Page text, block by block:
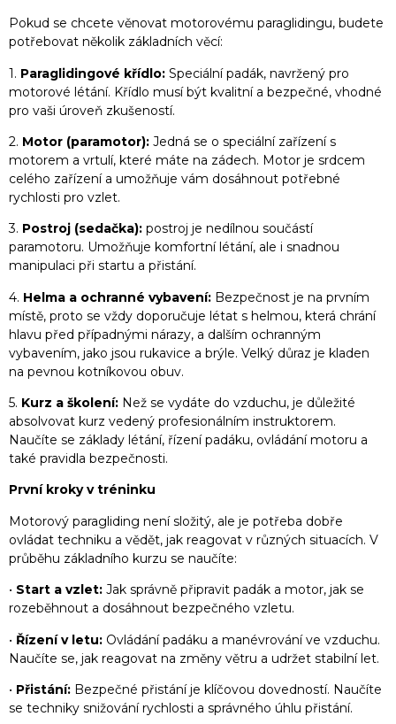
Pokud se chcete věnovat motorovému paraglidingu, budete
potřebovat několik základních věcí:
1. Paraglidingové křídlo: Speciální padák, navržený pro
motorové létání. Křídlo musí být kvalitní a bezpečné, vhodné
pro vaši úroveň zkušeností.
2. Motor (paramotor): Jedná se o speciální zařízení s
motorem a vrtulí, které máte na zádech. Motor je srdcem
celého zařízení a umožňuje vám dosáhnout potřebné
rychlosti pro vzlet.
3. Postroj (sedačka): postroj je nedílnou součástí
paramotoru. Umožňuje komfortní létání, ale i snadnou
manipulaci při startu a přistání.
4. Helma a ochranné vybavení: Bezpečnost je na prvním
místě, proto se vždy doporučuje létat s helmou, která chrání
hlavu před případnými nárazy, a dalším ochranným
vybavením, jako jsou rukavice a brýle. Velký důraz je kladen
na pevnou kotníkovou obuv.
5. Kurz a školení: Než se vydáte do vzduchu, je důležité
absolvovat kurz vedený profesionálním instruktorem.
Naučíte se základy létání, řízení padáku, ovládání motoru a
také pravidla bezpečnosti.
První kroky v tréninku
Motorový paragliding není složitý, ale je potřeba dobře
ovládat techniku a vědět, jak reagovat v různých situacích. V
průběhu základního kurzu se naučíte:
• Start a vzlet: Jak správně připravit padák a motor, jak se
rozeběhnout a dosáhnout bezpečného vzletu.
• Řízení v letu: Ovládání padáku a manévrování ve vzduchu.
Naučíte se, jak reagovat na změny větru a udržet stabilní let.
• Přistání: Bezpečné přistání je klíčovou dovedností. Naučíte
se techniky snižování rychlosti a správného úhlu přistání.